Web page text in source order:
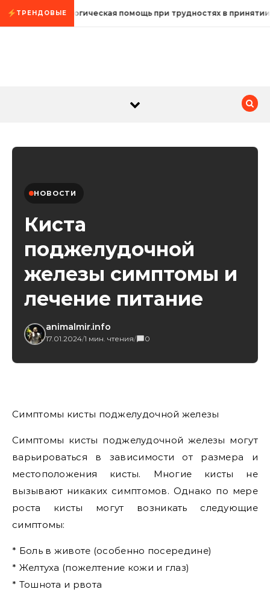
Промотать к содержимому
ТРЕНДОВЫЕ
Психологическая помощь при трудностях в
НОВОСТИ
Киста
поджелудочной
железы симптомы и
лечение питание
animalmir.info
17.01.2024/1 мин. чтения/ 0
Симптомы кисты поджелудочной железы
Симптомы кисты поджелудочной железы могут
варьироваться в зависимости от размера и
местоположения кисты. Многие кисты не
вызывают никаких симптомов. Однако по мере
роста кисты могут возникать следующие
симптомы:
* Боль в животе (особенно посередине)
* Желтуха (пожелтение кожи и глаз)
* Тошнота и рвота